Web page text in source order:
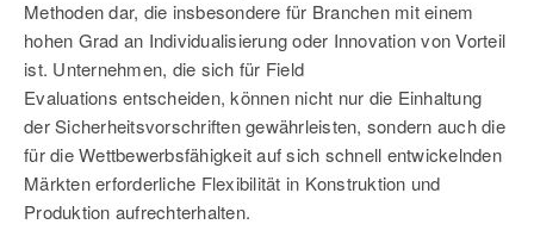
Methoden dar, die insbesondere für Branchen mit einem
hohen Grad an Individualisierung oder Innovation von Vorteil
ist. Unternehmen, die sich für Field
Evaluations entscheiden, können nicht nur die Einhaltung
der Sicherheitsvorschriften gewährleisten, sondern auch die
für die Wettbewerbsfähigkeit auf sich schnell entwickelnden
Märkten erforderliche Flexibilität in Konstruktion und
Produktion aufrechterhalten.